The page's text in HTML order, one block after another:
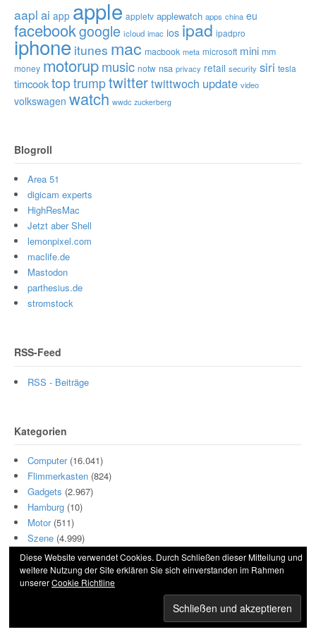
aapl ai app apple appletv applewatch apps china eu
facebookgoogle icloud imac ios ipad ipadpro
iphone itunes mac macbook meta microsoft mini mm
money motorupmusic notw nsa privacy retail security siri tesla
timcooktop trumptwittertwittwoch update video
volkswagen watch wwdc zuckerberg
Blogroll
Area 51
digicam experts
HighResMac
Jetzt aber Shell
lemonpixel.com
maclife.de
Mastodon
parthesius.de
stromstock
RSS-Feed
RSS - Beiträge
Kategorien
Computer(16.041)
Flimmerkasten (824)
Gadgets (2.967)
Hamburg (10)
Motor(511)
Szene (4.999)
© 2026 Hightech und Blech. All Rights Reserved.
Diese Website verwendet Cookies. Durch Schließen dieser Mitteilung und
weitere Nutzung der Site erklären Sie sich einverstanden im Rahmen
unsererCookie Richtline